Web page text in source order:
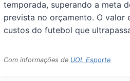
temporada, superando a meta
prevista no orçamento. O valor
custos do futebol que
Com informações de UOL Esporte